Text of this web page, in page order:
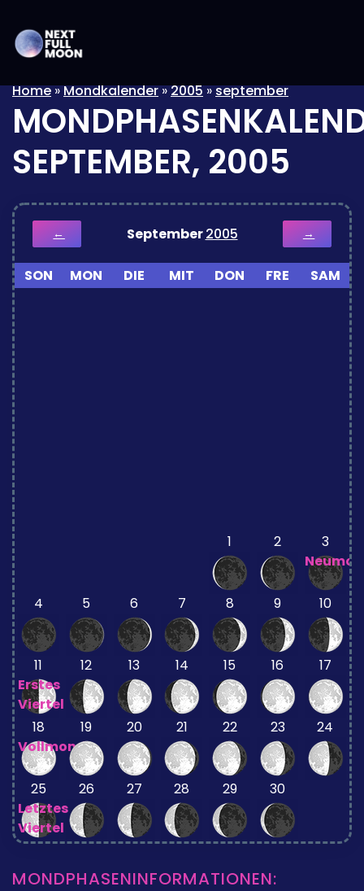
Home»Mondkalender»2005»september
SEPTEMBER, 2005
← September2005 →
SON MON DIE MIT DON FRE SAM
1 2
3
4 5 6 7 8 9 10
11
Erstes
Viertel
12 13 14 15 16 17
18
Vollmond
19 20 21 22 23 24
25
Letztes
Viertel
26 27 28 29 30
MONDPHASENINFORMATIONEN: